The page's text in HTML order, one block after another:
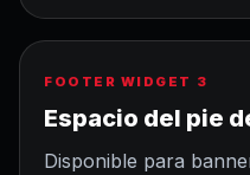
FOOTER WIDGET 3
Espacio del pie
Disponible para